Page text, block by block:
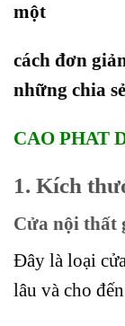
một
cách đơn
những chia
CAO PHAT
1. Kích
Cửa nội thất
Đây là loại
lâu và cho